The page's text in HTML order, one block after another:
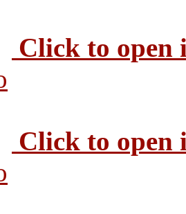
Click to open
Click to open